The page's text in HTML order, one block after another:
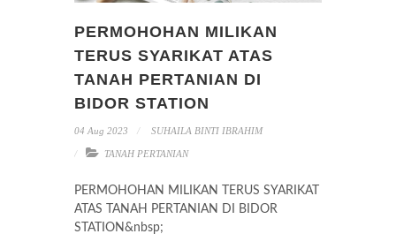
PERMOHOHAN MILIKAN
TERUS SYARIKAT ATAS
TANAH PERTANIAN DI
BIDOR STATION
04 Aug 2023 SUHAILA BINTI IBRAHIM
TANAH PERTANIAN
PERMOHOHAN MILIKAN TERUS SYARIKAT
ATAS TANAH PERTANIAN DI BIDOR
STATION&nbsp;